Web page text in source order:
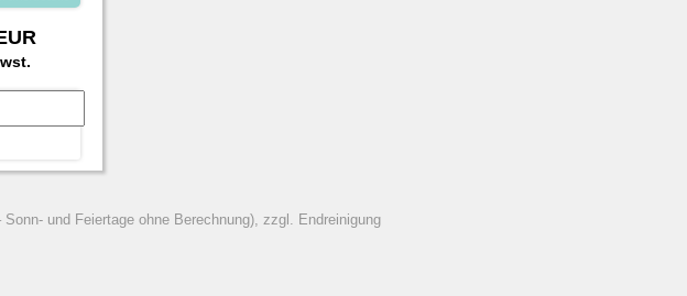
und Feiertage ohne Berechnung), zzgl. Endreinigung